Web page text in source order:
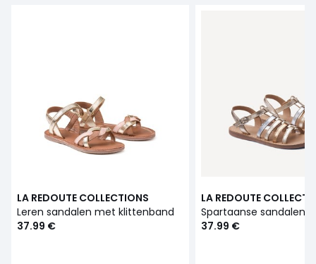
LA REDOUTE COLLECTIONS
Leren sandalen met klittenband
37.99 €
LA REDOUTE
37.99 €